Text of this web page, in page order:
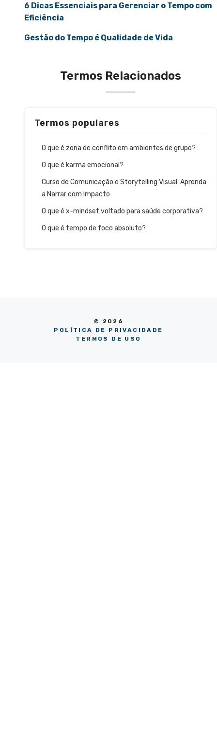
6 Dicas Essenciais para Gerenciar o Tempo com
Eficiência
Gestão do Tempo é Qualidade de Vida
Termos Relacionados
Termos populares
O que é zona de conflito em ambientes de grupo?
O que é karma emocional?
Curso de Comunicação e Storytelling Visual: Aprenda
a Narrar com Impacto
O que é x-mindset voltado para saúde corporativa?
O que é tempo de foco absoluto?
© 2026
POLÍTICA DE PRIVACIDADE
TERMOS DE USO